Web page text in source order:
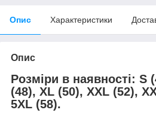
Опис Характеристики
Опис
Розміри в наявності: S
(48), XL (50), XXL (52),
5XL (58).